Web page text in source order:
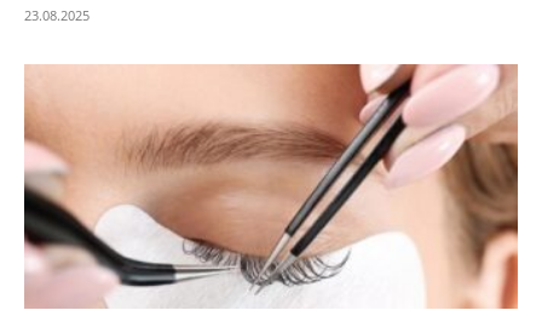
23.08.2025